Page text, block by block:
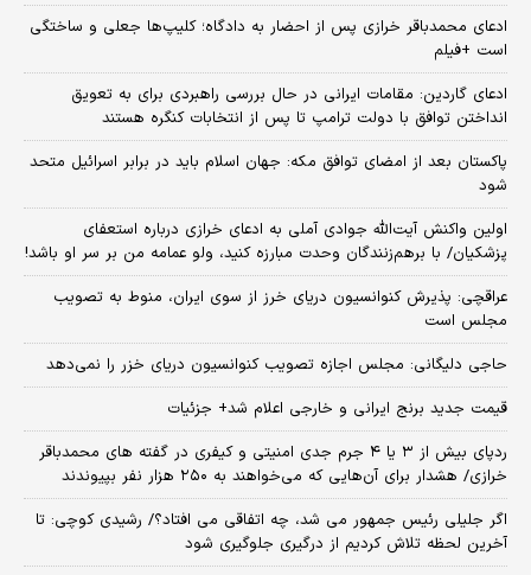
ادعای محمدباقر خرازی پس از احضار به دادگاه؛ کلیپ‌ها جعلی و ساختگی
است +فیلم
ادعای گاردین: مقامات ایرانی در حال بررسی راهبردی برای به تعویق
انداختن توافق با دولت ترامپ تا پس از انتخابات کنگره هستند
پاکستان بعد از امضای توافق مکه: جهان اسلام باید در برابر اسرائیل متحد
شود
اولین واکنش آیت‌الله جوادی آملی به ادعای خرازی درباره استعفای
پزشکیان/ با برهم‌زنندگان وحدت مبارزه کنید، ولو عمامه من بر سر او باشد!
عراقچی: پذیرش کنوانسیون دریای خرز از سوی ایران، منوط به تصویب
مجلس است
حاجی دلیگانی: مجلس اجازه تصویب کنوانسیون دریای خزر را نمی‌دهد
قیمت جدید برنج ایرانی و خارجی اعلام شد+ جزئیات
ردپای بیش از ۳ یا ۴ جرم جدی امنیتی و کیفری در گفته های محمدباقر
خرازی/ هشدار برای آن‌هایی که می‌خواهند به ۲۵۰ هزار نفر بپیوندند
اگر جلیلی رئیس جمهور می شد، چه اتفاقی می افتاد؟/ رشیدی کوچی: تا
آخرین لحظه تلاش کردیم از درگیری جلوگیری شود